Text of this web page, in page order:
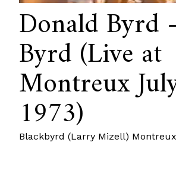
Donald Byrd
Byrd (Live at
Montreux
1973)
Blackbyrd (Larry Mizell)